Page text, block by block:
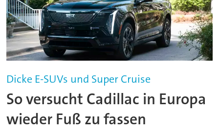
Dicke E-SUVs und Super Cruise
So versucht Cadillac in Europa
wieder Fuß zu fassen